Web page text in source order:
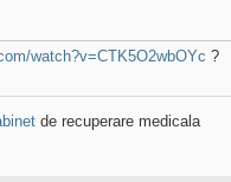
watch?v=CTK5O2wbOYc ?
de recuperare medicala